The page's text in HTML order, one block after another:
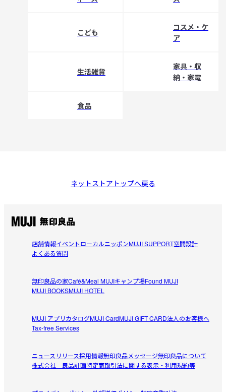
こども
コスメ・ケ
ア
生活雑貨
家具・収
納・家電
食品
ネットストアトップへ戻る
店舗情報イベントローカルニッポンMUJI SUPPORT空間設計
よくある質問
無印良品の家Café&Meal MUJIキャンプ場Found MUJI
MUJI BOOKSMUJI HOTEL
MUJI アプリカタログMUJI CardMUJI GIFT CARD法人のお客様へ
Tax-free Services
ニュースリリース採用情報無印良品メッセージ無印良品について
株式会社 良品計画特定商取引法に関する表示・利用規約等